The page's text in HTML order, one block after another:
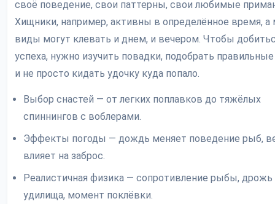
своё поведение, свои паттерны, свои любимые
Хищники, например, активны в определённое время,
виды могут клевать и днем, и вечером. Чтобы
успеха, нужно изучить повадки, подобрать
и не просто кидать удочку куда попало.
Выбор снастей — от легких поплавков до тяжёлых
спиннингов с воблерами.
Эффекты погоды — дождь меняет поведение рыб,
влияет на заброс.
Реалистичная физика — сопротивление рыбы, дрожь
удилища, момент поклёвки.